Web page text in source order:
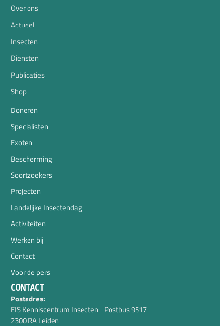
Over ons
Actueel
Insecten
Diensten
Publicaties
Shop
Doneren
Specialisten
Exoten
Bescherming
Soortzoekers
Projecten
Landelijke Insectendag
Activiteiten
Werken bij
Contact
Voor de pers
CONTACT
Postadres:
EIS Kenniscentrum Insecten Postbus 9517
2300 RA Leiden